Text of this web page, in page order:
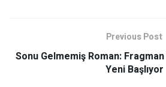
Previous Post
Sonu Gelmemiş Roman:
Yeni Başlıyor